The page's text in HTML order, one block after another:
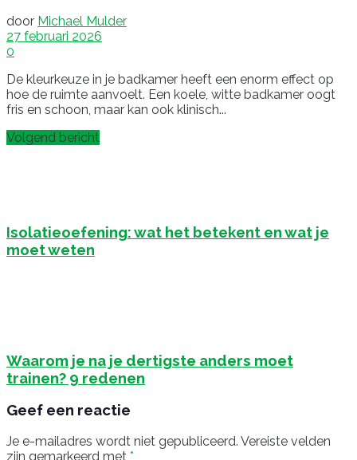
door Michael Mulder
27 februari 2026
0
De kleurkeuze in je badkamer heeft een enorm effect op
hoe de ruimte aanvoelt. Een koele, witte badkamer oogt
fris en schoon, maar kan ook klinisch...
Volgend bericht
Isolatieoefening: wat het betekent en wat je
moet weten
Waarom je na je dertigste anders moet
trainen? 9 redenen
Geef een reactie
Je e-mailadres wordt niet gepubliceerd. Vereiste velden
zijn gemarkeerd met *